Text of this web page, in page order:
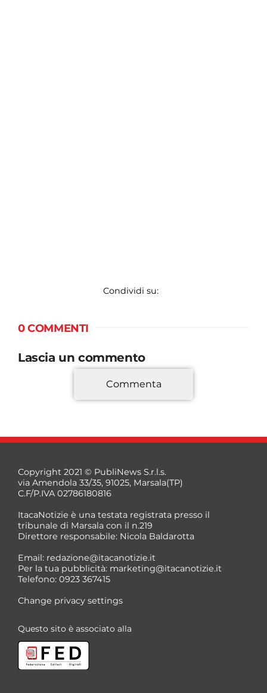
Condividi su:
0 COMMENTI
Lascia un commento
*
*
Commenta
Copyright 2021 © PubliNews S.r.l.s.
via Amendola 33/35, 91025, Marsala(TP)
C.F/P.IVA 02786180816
ItacaNotizie è una testata registrata presso il
tribunale di Marsala con il n.219
Direttore responsabile: Nicola Baldarotta
Email: redazione@itacanotizie.it
Per la tua pubblicità: marketing@itacanotizie.it
Telefono: 0923 367415
Change privacy settings
Questo sito è associato alla